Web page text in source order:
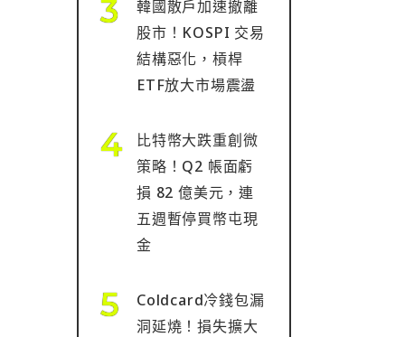
韓國散戶加速撤離
股市！KOSPI 交易
結構惡化，槓桿
ETF放大市場震盪
比特幣大跌重創微
策略！Q2 帳面虧
損 82 億美元，連
五週暫停買幣屯現
金
Coldcard冷錢包漏
洞延燒！損失擴大